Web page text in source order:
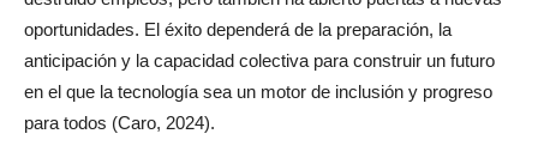
oportunidades. El éxito dependerá de la preparación, la
anticipación y la capacidad colectiva para construir un futuro
en el que la tecnología sea un motor de inclusión y progreso
para todos (Caro, 2024).